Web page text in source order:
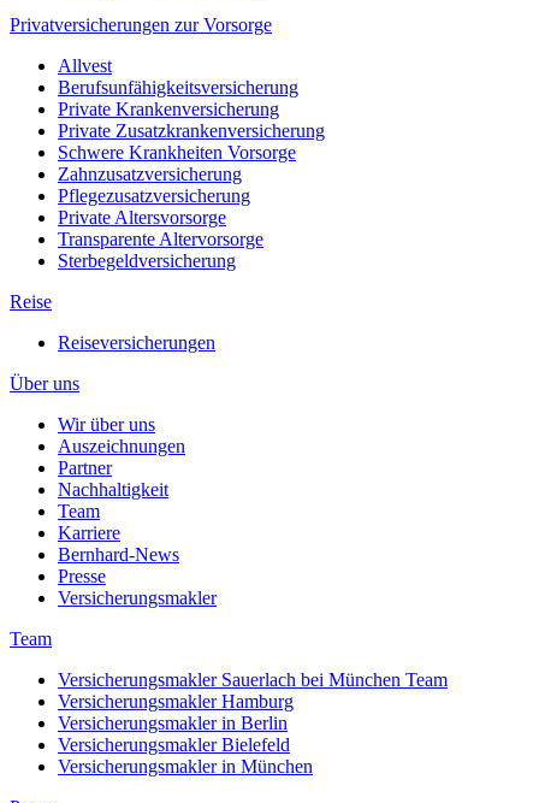
Privatversicherungen zur Vorsorge
Allvest
Berufsunfähigkeitsversicherung
Private Krankenversicherung
Private Zusatzkrankenversicherung
Schwere Krankheiten Vorsorge
Zahnzusatzversicherung
Pflegezusatzversicherung
Private Altersvorsorge
Transparente Altervorsorge
Sterbegeldversicherung
Reise
Reiseversicherungen
Über uns
Wir über uns
Auszeichnungen
Partner
Nachhaltigkeit
Team
Karriere
Bernhard-News
Presse
Versicherungsmakler
Team
Versicherungsmakler Sauerlach bei München Team
Versicherungsmakler Hamburg
Versicherungsmakler in Berlin
Versicherungsmakler Bielefeld
Versicherungsmakler in München